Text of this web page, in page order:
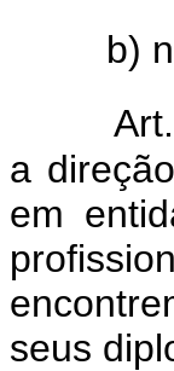
b)
a
em
seus